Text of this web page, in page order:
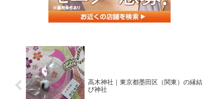
高木神社｜東京都墨田区（関東）の縁結
び神社